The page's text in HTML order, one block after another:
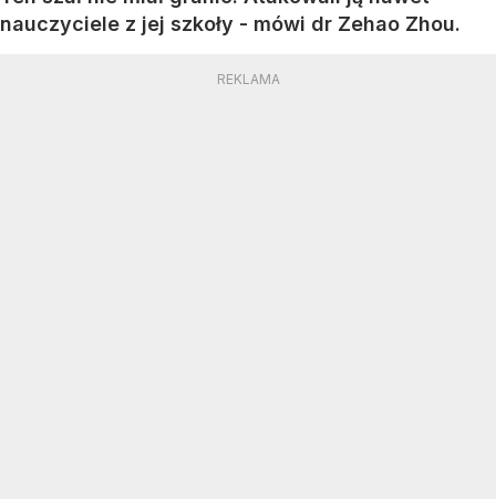
nauczyciele z jej szkoły - mówi dr Zehao Zhou.